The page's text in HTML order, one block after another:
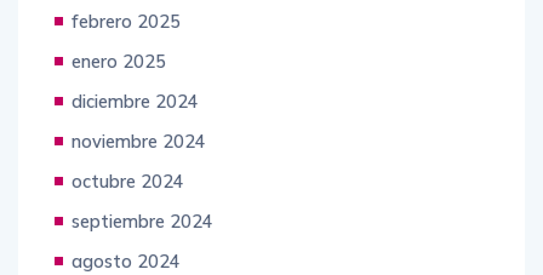
febrero 2025
enero 2025
diciembre 2024
noviembre 2024
octubre 2024
septiembre 2024
agosto 2024